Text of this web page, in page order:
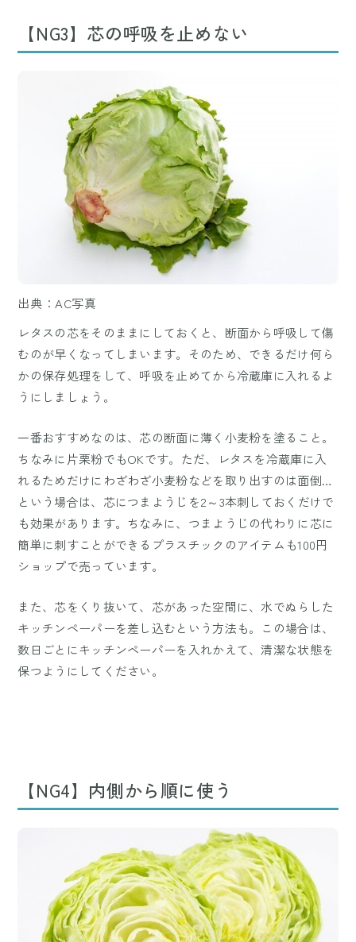
【NG3】芯の呼吸を止めない
出典：AC写真
レタスの芯をそのままにしておくと、断面から呼吸して傷
むのが早くなってしまいます。そのため、できるだけ何ら
かの保存処理をして、呼吸を止めてから冷蔵庫に入れるよ
うにしましょう。
一番おすすめなのは、芯の断面に薄く小麦粉を塗ること。
ちなみに片栗粉でもOKです。ただ、レタスを冷蔵庫に入
れるためだけにわざわざ小麦粉などを取り出すのは面倒…
という場合は、芯につまようじを2～3本刺しておくだけで
も効果があります。ちなみに、つまようじの代わりに芯に
簡単に刺すことができるプラスチックのアイテムも100円
ショップで売っています。
また、芯をくり抜いて、芯があった空間に、水でぬらした
キッチンペーパーを差し込むという方法も。この場合は、
数日ごとにキッチンペーパーを入れかえて、清潔な状態を
保つようにしてください。
【NG4】内側から順に使う